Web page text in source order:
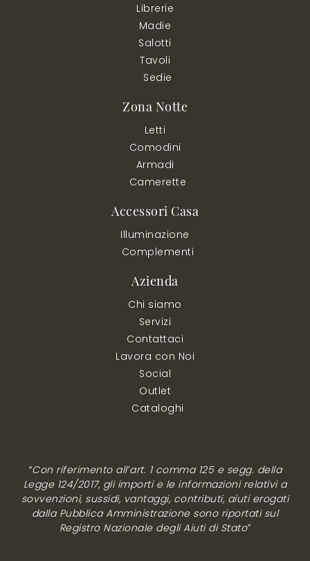
Librerie
Madie
Salotti
Tavoli
Sedie
Zona Notte
Letti
Comodini
Armadi
Camerette
Accessori Casa
Illuminazione
Complementi
Azienda
Chi siamo
Servizi
Contattaci
Lavora con Noi
Social
Outlet
Cataloghi
“Con riferimento all’art. 1 comma 125 e segg. della
Legge 124/2017, gli importi e le informazioni relativi a
sovvenzioni, sussidi, vantaggi, contributi, aiuti erogati
dalla Pubblica Amministrazione sono riportati sul
Registro Nazionale degli Aiuti di Stato”